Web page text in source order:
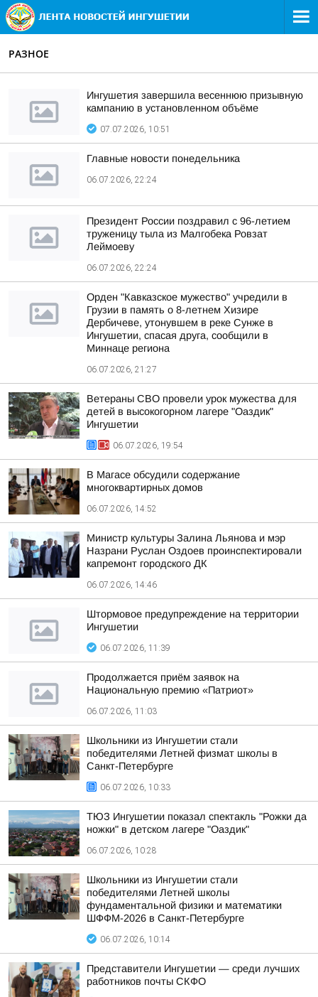
РАЗНОЕ
Ингушетия завершила весеннюю призывную
кампанию в установленном объёме
07.07.2026, 10:51
Главные новости понедельника
06.07.2026, 22:24
Президент России поздравил с 96-летием
труженицу тыла из Малгобека Ровзат
Леймоеву
06.07.2026, 22:24
Орден "Кавказское мужество" учредили в
Грузии в память о 8-летнем Хизире
Дербичеве, утонувшем в реке Сунже в
Ингушетии, спасая друга, сообщили в
Миннаце региона
06.07.2026, 21:27
Ветераны СВО провели урок мужества для
детей в высокогорном лагере "Оаздик"
Ингушетии
06.07.2026, 19:54
В Магасе обсудили содержание
многоквартирных домов
06.07.2026, 14:52
Министр культуры Залина Льянова и мэр
Назрани Руслан Оздоев проинспектировали
капремонт городского ДК
06.07.2026, 14:46
Штормовое предупреждение на территории
Ингушетии
06.07.2026, 11:39
Продолжается приём заявок на
Национальную премию «Патриот»
06.07.2026, 11:03
Школьники из Ингушетии стали
победителями Летней физмат школы в
Санкт-Петербурге
06.07.2026, 10:33
ТЮЗ Ингушетии показал спектакль "Рожки да
ножки" в детском лагере "Оаздик"
06.07.2026, 10:28
Школьники из Ингушетии стали
победителями Летней школы
фундаментальной физики и математики
ШФФМ-2026 в Санкт-Петербурге
06.07.2026, 10:14
Представители Ингушетии — среди лучших
работников почты СКФО